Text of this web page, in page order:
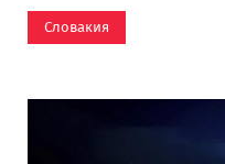
Словакия